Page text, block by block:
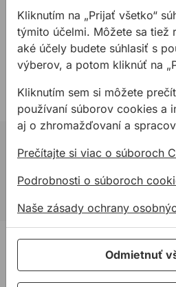
Dĺžka: cca. 100m (v
Hrúbka: 23micron
Hmotnosť: 1,5kg
02 623 10 920
PRODUKTY
Konštrukčné tepelnoizolačné
Kliknutím na „Prijať všetko“
týmito účelmi. Môžete sa tiež
aké účely budete súhlasiť s
výberov, a potom kliknúť na
Kliknutím sem si môžete
používaní súborov cookies a
aj o zhromažďovaní a
Prečítajte si viac o súboroch
Podrobnosti o súboroch
Naše zásady ochrany
Odmietnuť